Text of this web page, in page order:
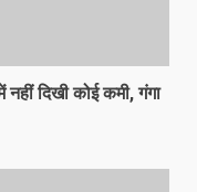
दिखी कोई कमी, गंगा